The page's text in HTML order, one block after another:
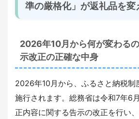
準の厳格化」が返礼品を変
2026年10月から何が変わる
示改正の正確な中身
2026年10月から、ふるさと納税制
施行されます。総務省は令和7年6
正内容に関する告示の改正を行い